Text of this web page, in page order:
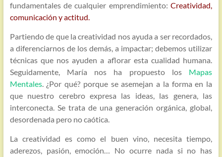
fundamentales de cualquier emprendimiento:Creatividad,
comunicación y actitud.
Partiendo de que la creatividad nos ayuda a ser recordados,
a diferenciarnos de los demás, a impactar; debemos utilizar
técnicas que nos ayuden a aflorar esta cualidad humana.
Seguidamente, María nos ha propuesto los Mapas
Mentales. ¿Por qué? porque se asemejan a la forma en la
que nuestro cerebro expresa las ideas, las genera, las
interconecta. Se trata de una generación orgánica, global,
desordenada pero no caótica.
La creatividad es como el buen vino, necesita tiempo,
aderezos, pasión, emoción… No ocurre nada si no has